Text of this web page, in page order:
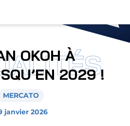
site
OKOH À
2029 !
MERCATO
janvier 2026